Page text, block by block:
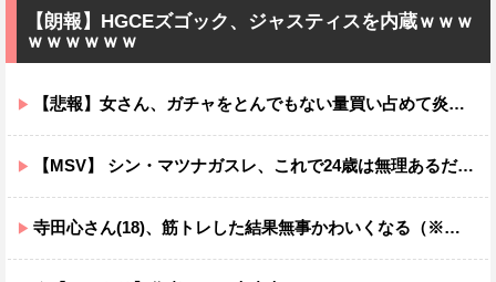
【朗報】HGCEズゴック、ジャスティスを内蔵ｗｗｗ
ｗｗｗｗｗｗ
【悲報】女さん、ガチャをとんでもない量買い占めて炎上するｗｗｗｗ
【MSV】 シン・マツナガスレ、これで24歳は無理あるだろ…
寺田心さん(18)、筋トレした結果無事かわいくなる（※画像あり）